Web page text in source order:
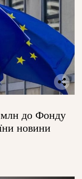
млн до Фонду
новини